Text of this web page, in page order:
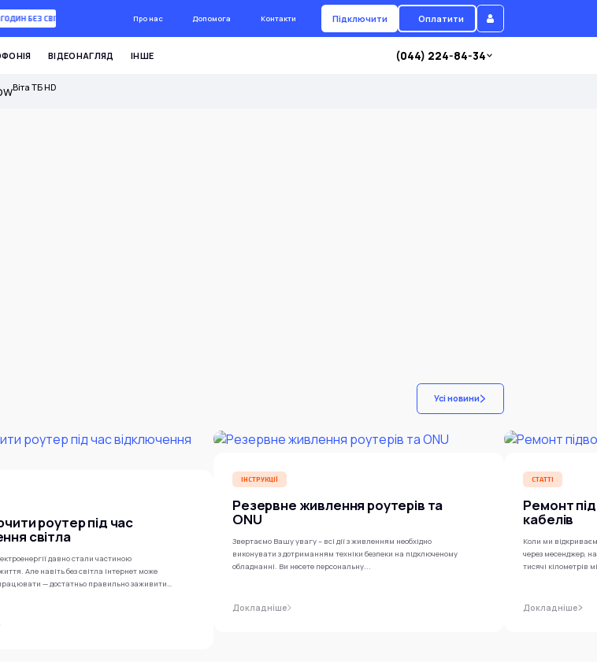
БЕЗ СВІТЛА Про нас Допомога Контакти Підключити Оплатити
ВІДЕОНАГЛЯД ІНШЕ (044) 224-84-34
Віта ТБ HD
Усі новини
роутер під час
світла
давно стали частиною
Але навіть без світла інтернет може
— достатньо правильно заживити
ІНСТРУКЦІЇ
Резервне живлення роутерів та
ONU
Звертаємо Вашу увагу – всі дії з живленням необхідно
виконувати з дотриманням техніки безпеки на підключеному
обладнанні. Ви несете персональну...
Докладніше
СТАТТІ
Ремонт
кабелів
Коли ми
через месенджер,
тисячі кілометрів
Докладніше